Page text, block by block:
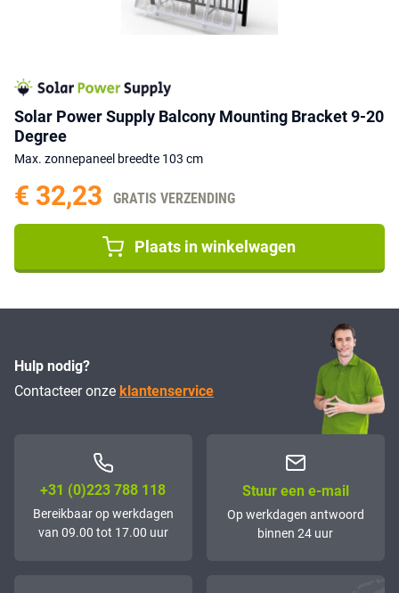
Solar Power Supply Balcony Mounting Bracket 9-20
Degree
Max. zonnepaneel breedte 103 cm
€ 32,23 GRATIS VERZENDING
Plaats in winkelwagen
Hulp nodig?
Contacteer onze klantenservice
+31 (0)223 788 118
Bereikbaar op werkdagen
van 09.00 tot 17.00 uur
Stuur een e-mail
Op werkdagen antwoord
binnen 24 uur